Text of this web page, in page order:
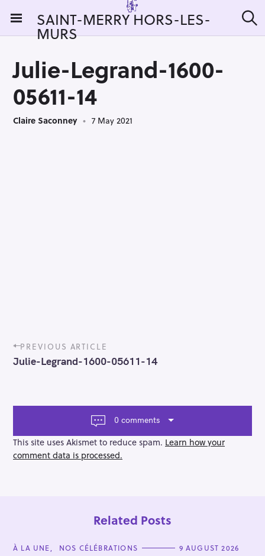
i
SAINT-MERRY HORS-LES-
MURS e
Julie-Legrand-1600-
05611-14
Claire Saconney 7 May 2021
P
o
s
a
g
a
t
PREVIOUS ARTICLE
Julie-Legrand-1600-05611-14
0 comments
This site uses Akismet to reduce spam. Learn how your
comment data is processed.
Related Posts
C
À LA UNE NOS CÉLÉBRATIONS 9 AUGUST 2026